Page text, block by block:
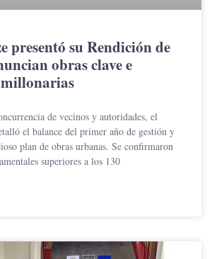
presentó su Rendición de
obras clave e
de vecinos y autoridades, el
el balance del primer año de gestión y
plan de obras urbanas. Se confirmaron
superiores a los 130